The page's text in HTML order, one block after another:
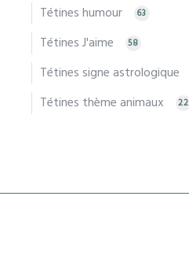
Tétines humour 63
Tétines J'aime 58
Tétines signe astrologique
Tétines thème animaux 22